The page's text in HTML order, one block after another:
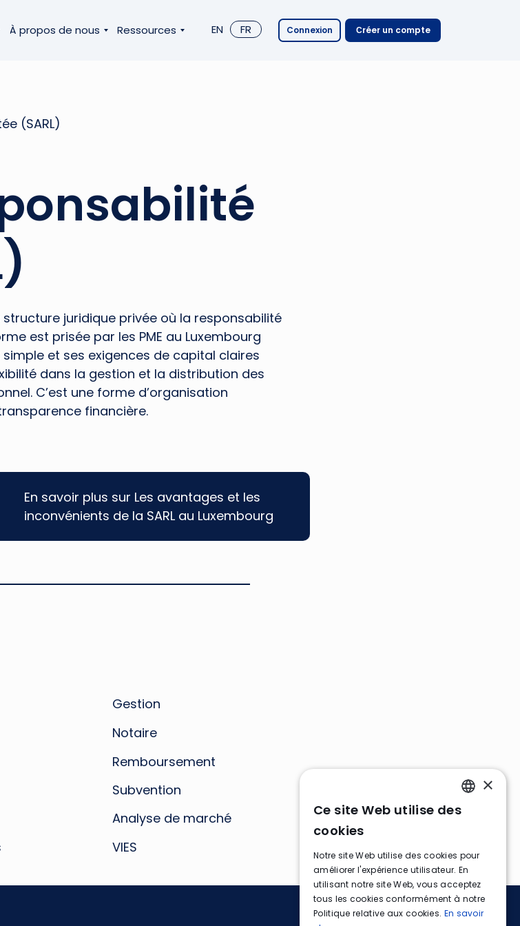
Connexion Сréer un compte
FR
EN
Ressources
À propos de nous
(SARL)
juridique privée où la responsabilité
est prisée par les PME au Luxembourg
et ses exigences de capital claires
dans la gestion et la distribution des
C’est une forme d’organisation
financière.
En savoir plus sur Les avantages et les
inconvénients de la SARL au Luxembourg
VIES
Analyse de marché
Subvention
Remboursement
Notaire
Gestion
ENGLISH
GERMAN
×
Ce site Web utilise des
cookies
Notre site Web utilise des cookies pour
améliorer l'expérience utilisateur. En
utilisant notre site Web, vous acceptez
tous les cookies conformément à notre
Politique relative aux cookies. En savoir